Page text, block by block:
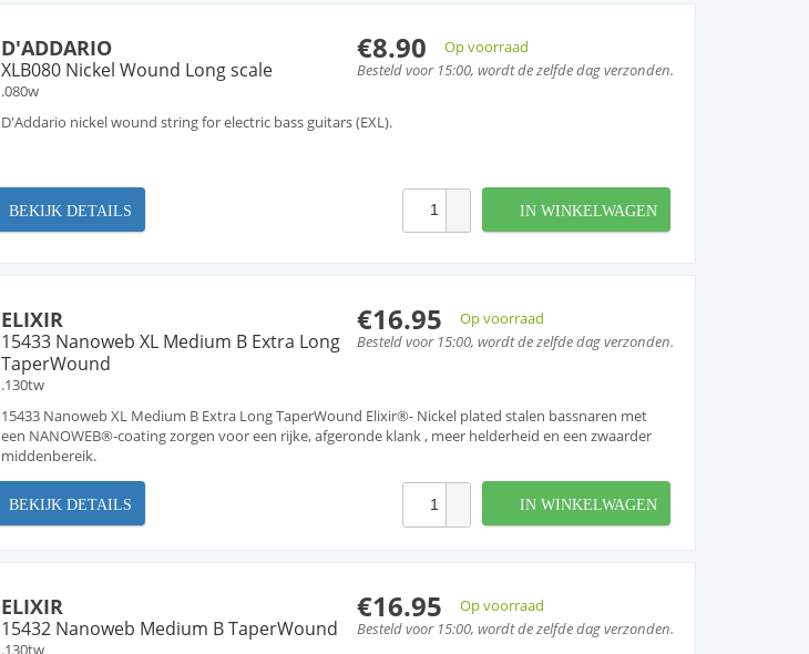
€8.90
Op voorraad
Besteld voor 15:00, wordt de zelfde dag verzonden.
D'ADDARIO
XLB080 Nickel Wound Long scale
.080w
D'Addario nickel wound string for electric bass guitars (EXL).
BEKIJK DETAILS IN WINKELWAGEN
€16.95
Op voorraad
Besteld voor 15:00, wordt de zelfde dag verzonden.
ELIXIR
15433 Nanoweb XL Medium B Extra Long
TaperWound
.130tw
15433 Nanoweb XL Medium B Extra Long TaperWound Elixir®- Nickel plated stalen bassnaren met
een NANOWEB®-coating zorgen voor een rijke, afgeronde klank , meer helderheid en een zwaarder
middenbereik.
BEKIJK DETAILS IN WINKELWAGEN
€16.95
Op voorraad
Besteld voor 15:00, wordt de zelfde dag verzonden.
ELIXIR
15432 Nanoweb Medium B TaperWound
.130tw